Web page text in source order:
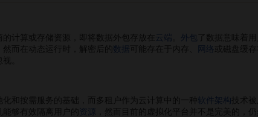
的计算或存储资源，即将数据外包存放在 云端 外包 了数据意味着
而在动态运行时，解密后的 数据 可能存在于内存、 网络
或磁盘缓
。
化和按需服务的基础，而多租户作为云计算中的一种 软件架构 技术
够有效隔离用户的
资源
，然而目前的虚拟化平台并不是完美的，